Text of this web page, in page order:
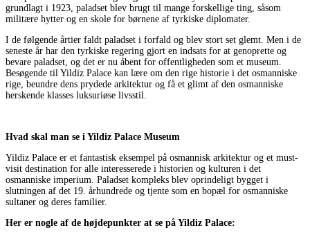
grundlagt i 1923, paladset blev brugt til mange forskellige ting, såsom
militære hytter og en skole for børnene af tyrkiske diplomater.
I de følgende årtier faldt paladset i forfald og blev stort set glemt. Men i de
seneste år har den tyrkiske regering gjort en indsats for at genoprette og
bevare paladset, og det er nu åbent for offentligheden som et museum.
Besøgende til Yildiz Palace kan lære om den rige historie i det osmanniske
rige, beundre dens prydede arkitektur og få et glimt af den osmanniske
herskende klasses luksuriøse livsstil.
Hvad skal man se i Yildiz Palace Museum
Yildiz Palace er et fantastisk eksempel på osmannisk arkitektur og et must-
visit destination for alle interesserede i historien og kulturen i det
osmanniske imperium. Paladset kompleks blev oprindeligt bygget i
slutningen af det 19. århundrede og tjente som en bopæl for osmanniske
sultaner og deres familier.
Her er nogle af de højdepunkter at se på Yildiz Palace: